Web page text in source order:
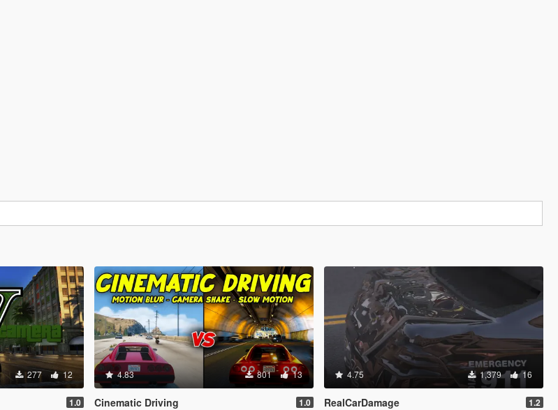
277 12
1.0
4.83 801 13
Cinematic Driving 1.0
4.75 1,379 16
RealCarDamage 1.2